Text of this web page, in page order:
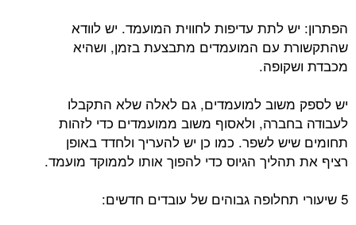
הפתרון: יש לתת עדיפות לחווית המועמד. יש לוודא
שהתקשורת עם המועמדים מתבצעת בזמן, ושהיא
מכבדת ושקופה.
יש לספק משוב למועמדים, גם לאלה שלא התקבלו
לעבודה בחברה, ולאסוף משוב ממועמדים כדי לזהות
תחומים שיש לשפר. כמו כן יש להעריך ולחדד באופן
רציף את תהליך הגיוס כדי להפוך אותו לממוקד מועמד.
5 שיעורי תחלופה גבוהים של עובדים חדשים: